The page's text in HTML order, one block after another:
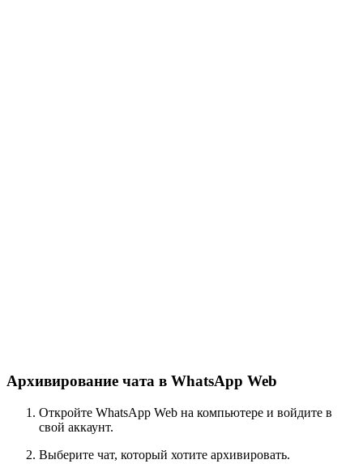
Архивирование чата в WhatsApp Web
Откройте WhatsApp Web на компьютере и войдите в
свой аккаунт.
Выберите чат, который хотите архивировать.